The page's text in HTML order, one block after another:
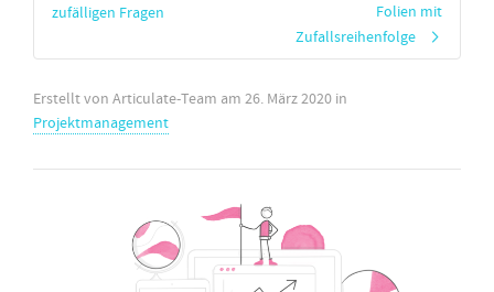
zufälligen Fragen
Folien mit
Zufallsreihenfolge
Erstellt von Articulate-Team am 26. März 2020 in
Projektmanagement